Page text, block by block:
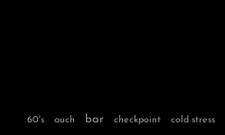
60's auch bar checkpoint cold stress